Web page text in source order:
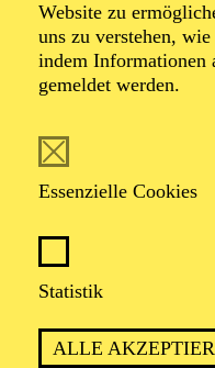
Website zu
uns zu verstehen,
indem Informationen
gemeldet werden.
Essenzielle Cookies
Statistik
ALLE
Studium der Anglistik
ihre
Städtische Bühnen
Theater der Stadt